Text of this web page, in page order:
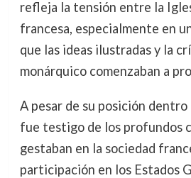
refleja la tensión entre la
francesa, especialmente en
que las ideas ilustradas y la
monárquico comenzaban a
A pesar de su posición
fue testigo de los profundos
gestaban en la sociedad
participación en los Estados